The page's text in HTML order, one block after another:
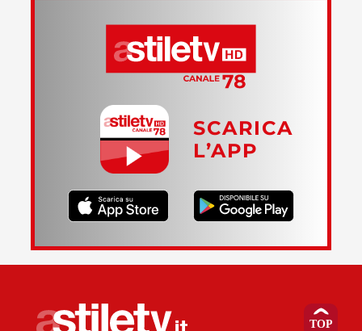
SCARICA
L’APP